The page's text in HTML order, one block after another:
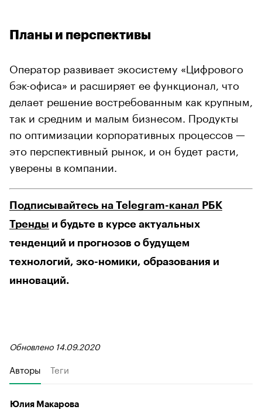
Планы и перспективы
Оператор развивает экосистему «Цифрового
бэк-офиса» и расширяет ее функционал, что
делает решение востребованным как крупным,
так и средним и малым бизнесом. Продукты
по оптимизации корпоративных процессов —
это перспективный рынок, и он будет расти,
уверены в компании.
Подписывайтесь на Telegram-канал РБК
Тренды и будьте в курсе актуальных
тенденций и прогнозов о будущем
технологий, эко-номики, образования и
инноваций.
Обновлено 14.09.2020
Авторы Теги
Юлия Макарова